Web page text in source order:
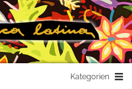
Kategorien